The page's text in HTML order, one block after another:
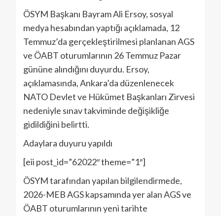
ÖSYM Başkanı Bayram Ali Ersoy, sosyal
medya hesabından yaptığı açıklamada, 12
Temmuz’da gerçekleştirilmesi planlanan AGS
ve ÖABT oturumlarının 26 Temmuz Pazar
gününe alındığını duyurdu. Ersoy,
açıklamasında, Ankara’da düzenlenecek
NATO Devlet ve Hükümet Başkanları Zirvesi
nedeniyle sınav takviminde değişikliğe
gidildiğini belirtti.
Adaylara duyuru yapıldı
[eii post_id=”62022″ theme=”1″]
ÖSYM tarafından yapılan bilgilendirmede,
2026-MEB AGS kapsamında yer alan AGS ve
ÖABT oturumlarının yeni tarihte